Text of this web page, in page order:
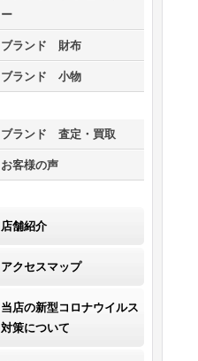
ー
ブランド 財布
ブランド 小物
ブランド 査定・買取
お客様の声
店舗紹介
アクセスマップ
当店の新型コロナウイルス
対策について